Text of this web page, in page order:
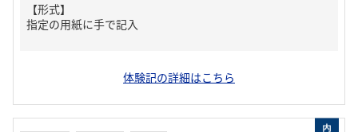
【形式】
指定の用紙に手で記入
体験記の詳細はこちら